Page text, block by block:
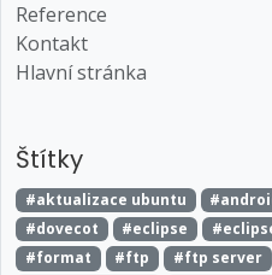
Reference
Kontakt
Hlavní stránka
Štítky
#aktualizace ubuntu
#dovecot
#eclipse
#format
#ftp #ftp server